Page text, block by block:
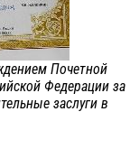
Почетной
Федерации за
заслуги в